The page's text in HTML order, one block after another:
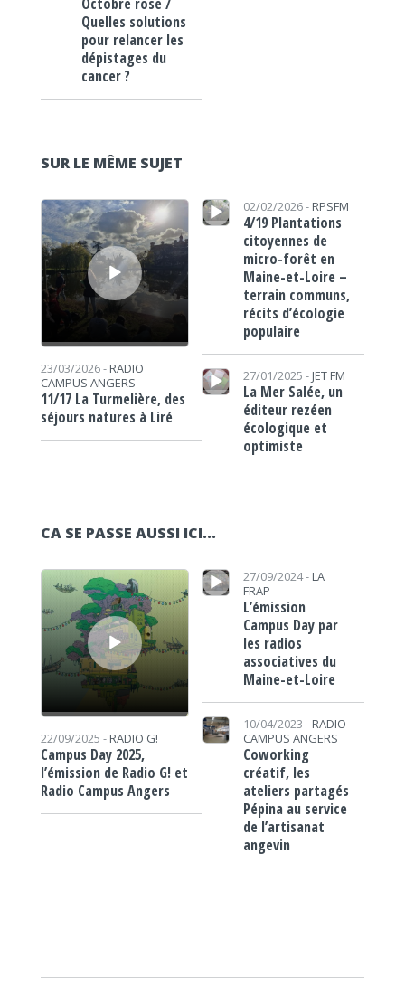
Quelles solutions
pour relancer les
dépistages du
cancer ?
SUR LE MÊME SUJET
Lecteur audio
23/03/2026 - RADIO
CAMPUS ANGERS
11/17 La Turmelière, des
séjours natures à Liré
Lecteur audio 02/02/2026 - RPSFM
4/19 Plantations
citoyennes de
micro-forêt en
Maine-et-Loire –
terrain communs,
récits d’écologie
populaire
Lecteur audio
27/01/2025 - JET FM
La Mer Salée, un
éditeur rezéen
écologique et
optimiste
CA SE PASSE AUSSI ICI...
Lecteur audio
22/09/2025 - RADIO G!
Campus Day 2025,
l’émission de Radio G! et
Radio Campus Angers
Lecteur audio 27/09/2024 - LA
FRAP
L’émission
Campus Day par
les radios
associatives du
Maine-et-Loire
10/04/2023 - RADIO
CAMPUS ANGERS
Coworking
créatif, les
ateliers partagés
Pépina au service
de l’artisanat
angevin